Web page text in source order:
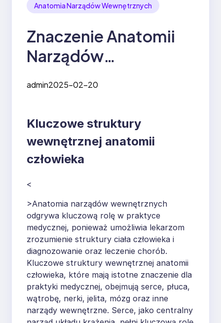
Anatomia Narządów Wewnętrznych
Znaczenie Anatomii
Narządów
admin2025-02-20
Kluczowe struktury
wewnętrznej anatomii
człowieka
<
>Anatomia narządów wewnętrznych
odgrywa kluczową rolę w praktyce
medycznej, ponieważ umożliwia lekarzom
zrozumienie struktury ciała człowieka i
diagnozowanie oraz leczenie chorób.
Kluczowe struktury wewnętrznej anatomii
człowieka, które mają istotne znaczenie dla
praktyki medycznej, obejmują serce, płuca,
wątrobę, nerki, jelita, mózg oraz inne
narządy wewnętrzne. Serce, jako centralny